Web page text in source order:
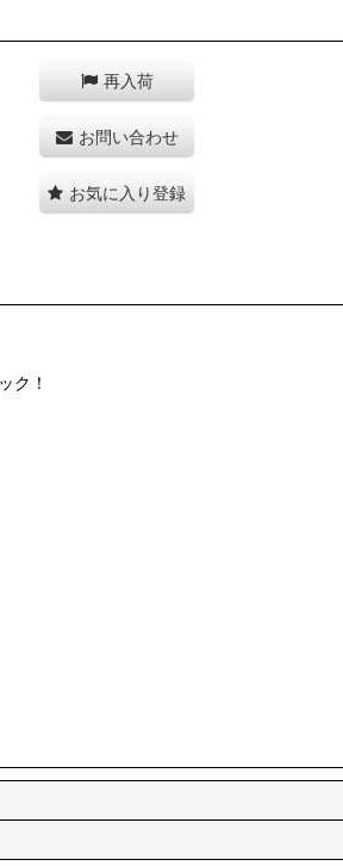
再入荷
お問い合わせ
お気に入り登録
ク！